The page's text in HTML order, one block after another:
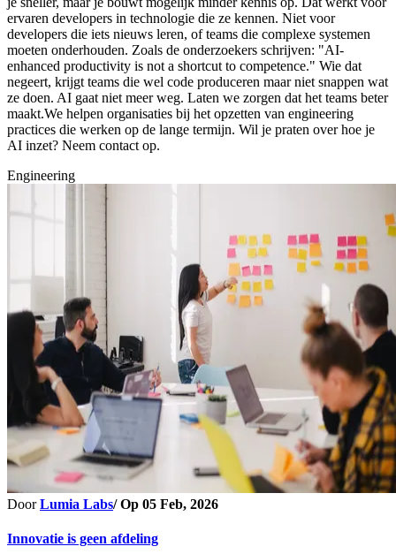
ervaren developers in technologie die ze kennen. Niet voor
developers die iets nieuws leren, of teams die complexe systemen
moeten onderhouden. Zoals de onderzoekers schrijven: "AI-
enhanced productivity is not a shortcut to competence." Wie dat
negeert, krijgt teams die wel code produceren maar niet snappen wat
ze doen. AI gaat niet meer weg. Laten we zorgen dat het teams beter
maakt.We helpen organisaties bij het opzetten van engineering
practices die werken op de lange termijn. Wil je praten over hoe je
AI inzet? Neem contact op.
Engineering
DoorLumia Labs/ Op 05 Feb, 2026
Innovatie is geen afdeling